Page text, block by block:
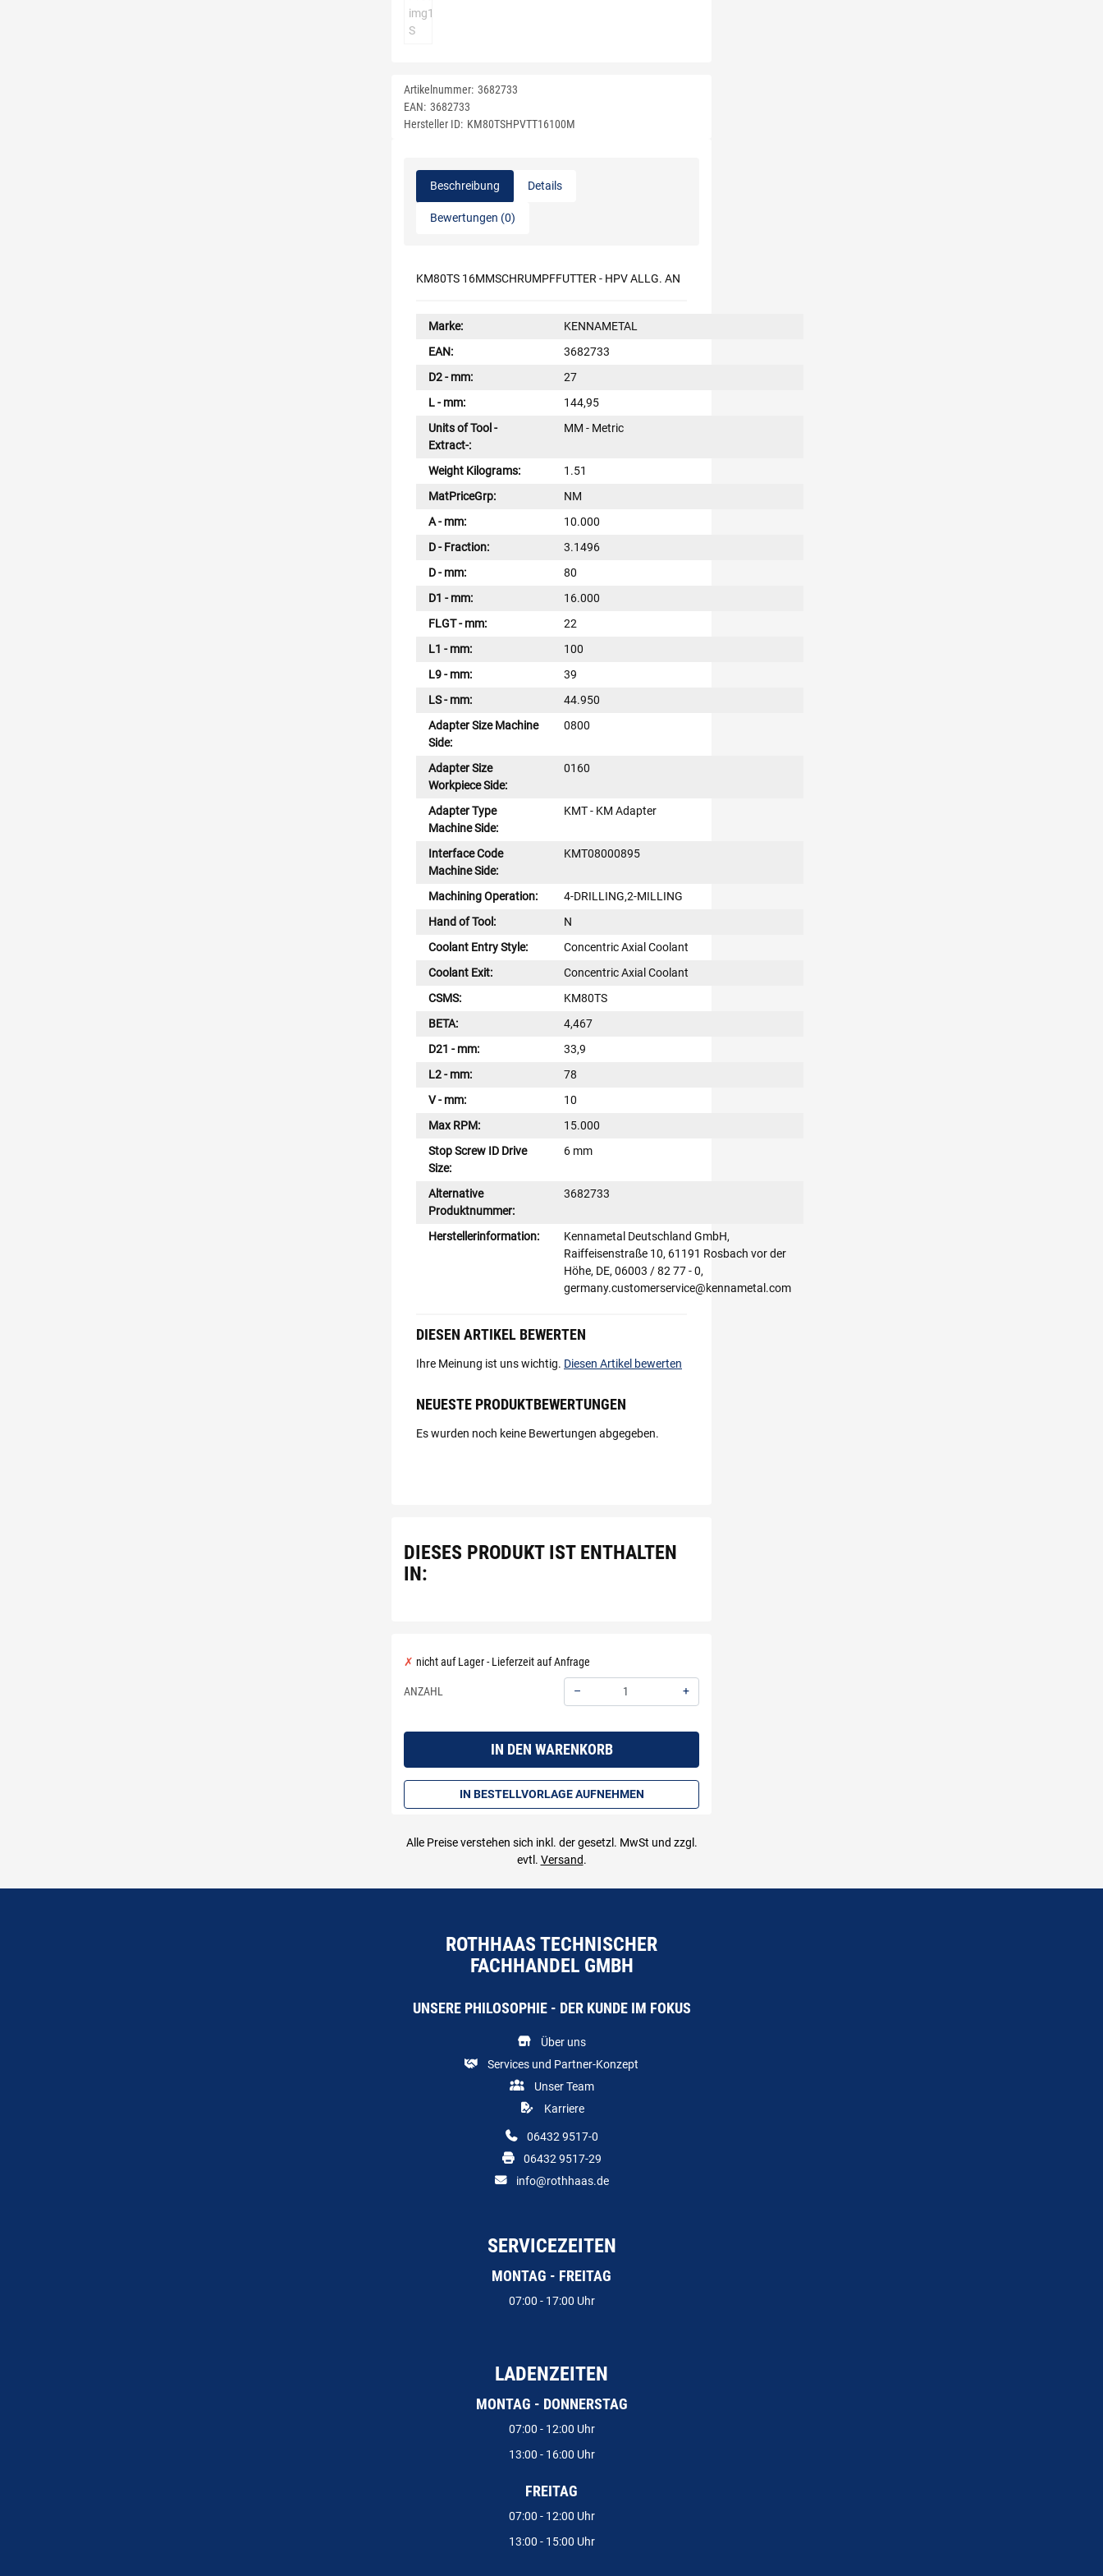
Artikelnummer: 3682733
EAN: 3682733
Hersteller ID: KM80TSHPVTT16100M
Beschreibung Details
Bewertungen (0)
KM80TS 16MMSCHRUMPFFUTTER - HPV ALLG. AN
Marke:
KENNAMETAL
EAN:
3682733
D2 - mm:
27
L - mm:
144,95
Units of Tool -
Extract-:
MM - Metric
Weight Kilograms:
1.51
MatPriceGrp:
NM
A - mm:
10.000
D - Fraction:
3.1496
D - mm:
80
D1 - mm:
16.000
FLGT - mm:
22
L1 - mm:
100
L9 - mm:
39
LS - mm:
44.950
Adapter Size Machine
Side:
0800
Adapter Size
Workpiece Side:
0160
Adapter Type
Machine Side:
KMT - KM Adapter
Interface Code
Machine Side:
KMT08000895
Machining Operation:
4-DRILLING,2-MILLING
Hand of Tool:
N
Coolant Entry Style:
Concentric Axial Coolant
Coolant Exit:
Concentric Axial Coolant
CSMS:
KM80TS
BETA:
4,467
D21 - mm:
33,9
L2 - mm:
78
V - mm:
10
Max RPM:
15.000
Stop Screw ID Drive
Size:
6 mm
Alternative
Produktnummer:
3682733
Herstellerinformation:
Kennametal Deutschland GmbH,
Raiffeisenstraße 10, 61191 Rosbach vor der
Höhe, DE, 06003 / 82 77 - 0,
germany.customerservice@kennametal.com
DIESEN ARTIKEL BEWERTEN
Ihre Meinung ist uns wichtig. Diesen Artikel bewerten
NEUESTE PRODUKTBEWERTUNGEN
Es wurden noch keine Bewertungen abgegeben.
DIESES PRODUKT IST ENTHALTEN
IN:
nicht auf Lager - Lieferzeit auf Anfrage
ANZAHL –
+
IN DEN WARENKORB
IN BESTELLVORLAGE AUFNEHMEN
Alle Preise verstehen sich inkl. der gesetzl. MwSt und zzgl.
evtl. Versand.
ROTHHAAS TECHNISCHER
FACHHANDEL GMBH
UNSERE PHILOSOPHIE - DER KUNDE IM FOKUS
Über uns
Services und Partner-Konzept
Unser Team
Karriere
06432 9517-0
06432 9517-29
info@rothhaas.de
SERVICEZEITEN
MONTAG - FREITAG
07:00 - 17:00 Uhr
LADENZEITEN
MONTAG - DONNERSTAG
07:00 - 12:00 Uhr
13:00 - 16:00 Uhr
FREITAG
07:00 - 12:00 Uhr
13:00 - 15:00 Uhr